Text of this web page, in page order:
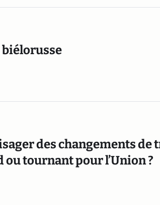
biélorusse
des changements de
tournant pour l’Union ?